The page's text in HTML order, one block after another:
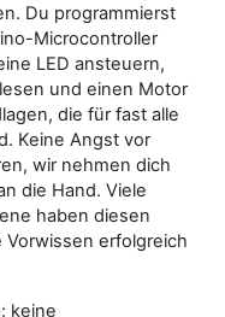
Du programmierst
Microcontroller
LED ansteuern,
und einen Motor
die für fast alle
Keine Angst vor
wir nehmen dich
die Hand. Viele
haben diesen
erfolgreich
keine